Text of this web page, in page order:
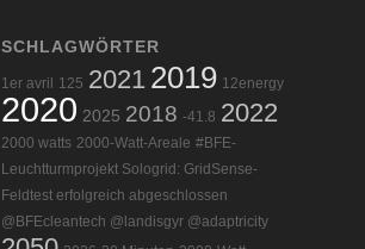
SCHLAGWÖRTER
1er avril 125 2021 2019 12energy
2020 2025 2018 -41.8 2022
2000 watts 2000-Watt-Areale #BFE-
Leuchtturmprojekt Sologrid: GridSense-
Feldtest erfolgreich abgeschlossen
@BFEcleantech @landisgyr @adaptricity